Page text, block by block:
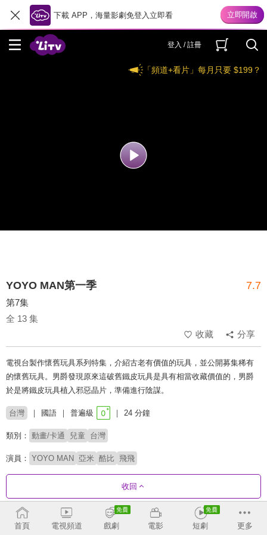
下載 APP，海量影劇免登入立即看
登入 / 註冊
「頻道+看片」每月只要 $199？
YOYO MAN第一季 7.7
第7集
全 13 集
收藏
分享
電視台製作懷舊玩具系列特集，介紹古老有價值的玩具，並公開募集稀有
的懷舊玩具。男爵發現原來這破舊鐵皮玩具是具有相當收藏價值的，男爵
於是將鐵皮玩具植入邪惡晶片，準備進行陰謀。
台灣 國語 普遍級 24 分鐘
類別： 動畫/卡通 兒童 台灣
演員： YOYO MAN 亞米 酷比 飛飛
收回
劇集列表 正序
首頁 電視頻道 戲劇 電影 短劇 更多